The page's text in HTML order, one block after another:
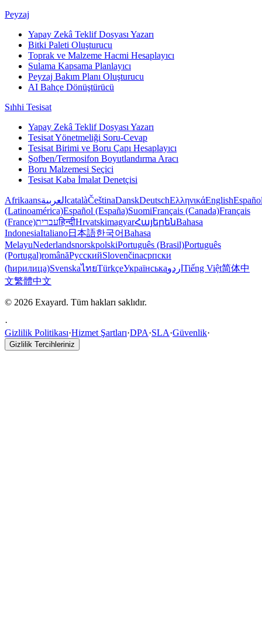
Peyzaj
Yapay Zekâ Teklif Dosyası Yazarı
Bitki Paleti Oluşturucu
Toprak ve Malzeme Hacmi Hesaplayıcı
Sulama Kapsama Planlayıcı
Peyzaj Bakım Planı Oluşturucu
AI Bahçe Dönüştürücü
Sıhhi Tesisat
Yapay Zekâ Teklif Dosyası Yazarı
Tesisat Yönetmeliği Soru-Cevap
Tesisat Birimi ve Boru Çapı Hesaplayıcı
Şofben/Termosifon Boyutlandırma Aracı
Boru Malzemesi Seçici
Tesisat Kaba İmalat Denetçisi
Afrikaansالعربية catalàČeštinaDanskDeutschΕλληνικάEnglish
(Latinoamérica)Español (España)SuomiFrançais (Canada)Français
(France)עבריתहिन्दीHrvatskimagyarՀայերենBahasa
IndonesiaItaliano日本語한국어Bahasa
MelayuNederlandsnorskpolskiPortuguês (Brasil)Português
(Portugal)românăРусскийSlovenčinaсрпски
(ћирилица)SvenskaไทยTürkçeУкраїнськаاردو Tiếng Việt简体中
文繁體中文
© 2026 Exayard. Tüm hakları saklıdır.
·
Gizlilik Politikası·Hizmet Şartları·DPA·SLA·Güvenlik·
Gizlilik Tercihleriniz